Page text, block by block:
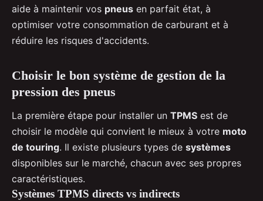
aide à maintenir vos pneus en parfait état, à
optimiser votre consommation de carburant et à
réduire les risques d'accidents.
Choisir le bon système de gestion de la
pression des pneus
La première étape pour installer un TPMS est de
choisir le modèle qui convient le mieux à votre moto
de touring. Il existe plusieurs types de systèmes
disponibles sur le marché, chacun avec ses propres
caractéristiques.
Systèmes TPMS directs vs indirects